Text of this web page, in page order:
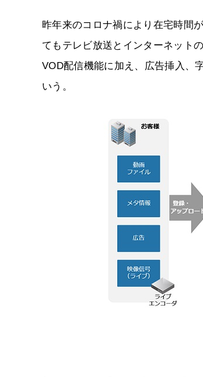
昨年来のコロナ禍により在宅時間
てもテレビ放送とインターネット
VOD配信機能に加え、広告挿入、
いう。